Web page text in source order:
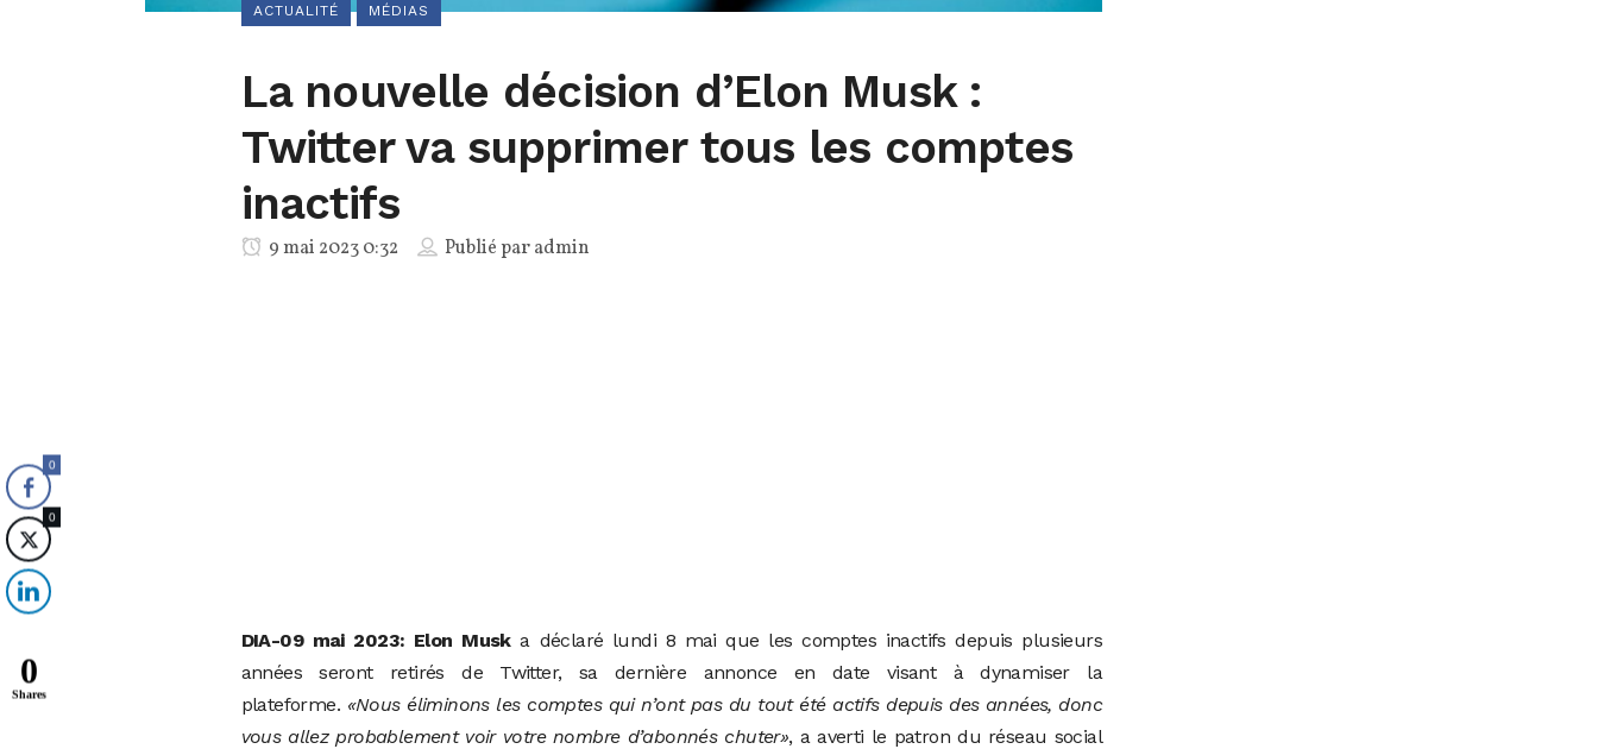
ACTUALITÉ MÉDIAS
La nouvelle décision d’Elon Musk :
Twitter va supprimer tous les comptes
inactifs
9 mai 2023 0:32 Publié paradmin
DIA-09 mai 2023: Elon Muska déclaré lundi 8 mai que les comptes inactifs depuis plusieurs
années seront retirés de Twitter, sa dernière annonce en date visant à dynamiser la
plateforme. «Nous éliminons les comptes qui n’ont pas du tout été actifs depuis des années, donc
vous allez probablement voir votre nombre d’abonnés chuter», a averti le patron du réseau social
0
0
0
Shares